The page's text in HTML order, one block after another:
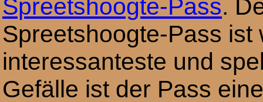
Spreetshoogte-Pass.
Spreetshoogte-Pass
interessanteste und
Gefälle ist der Pass